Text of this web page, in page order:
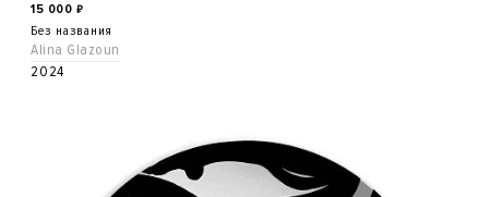
15 000 ₽
Без названия
Alina Glazoun
2024